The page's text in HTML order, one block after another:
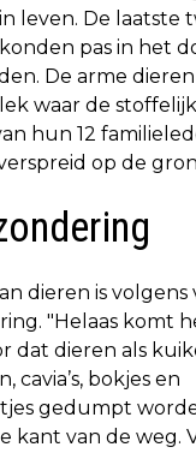
leven. De laatste
pas in het
De arme
waar de
hun 12
op de
dieren is volgens
"Helaas komt
dat dieren als
cavia’s, bokjes en
gedumpt
kant van de weg.